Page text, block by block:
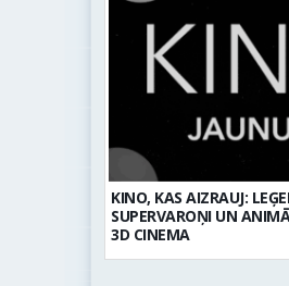
KINO, KAS AIZRAUJ:
SUPERVAROŅI UN
3D CINEMA